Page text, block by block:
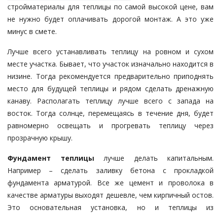
стройматериалы для теплицы по самой высокой цене, вам
не нужно будет оплачивать дорогой монтаж. А это уже
минус в смете.
Лучше всего устанавливать теплицу на ровном и сухом
месте участка. Бывает, что участок изначально находится в
низине. Тогда рекомендуется предварительно приподнять
место для будущей теплицы и рядом сделать дренажную
канаву. Располагать теплицу лучше всего с запада на
восток. Тогда солнце, перемещаясь в течение дня, будет
равномерно освещать и прогревать теплицу через
прозрачную крышу.
Фундамент теплицы лучше делать капитальным.
Например – сделать заливку бетона с прокладкой
фундамента арматурой. Все же цемент и проволока в
качестве арматуры выходят дешевле, чем кирпичный остов.
Это основательная установка, но и теплицы из